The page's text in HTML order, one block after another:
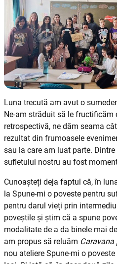
Luna trecută am avut o
Ne-am străduit să le fructificăm
retrospectivă, ne dăm seama
rezultat din frumoasele
sau la care am luat parte.
sufletului nostru au fost
Cunoașteți deja faptul că, în
la Spune-mi o poveste pentru
pentru darul vieți prin
poveștile și știm că a spune
modalitate de a da binele mai
am propus să reluăm
nou ateliere Spune-mi o